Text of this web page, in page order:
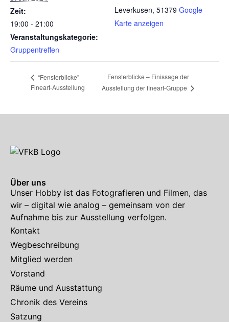
Zeit:
19:00 - 21:00
Veranstaltungskategorie:
Gruppentreffen
Leverkusen, 51379 Google
Karte anzeigen
“Fensterblicke”
Fineart-Ausstellung
Fensterblicke – Finissage der
Ausstellung der fineart-Gruppe
Über uns
Unser Hobby ist das Fotografieren und Filmen, das
wir – digital wie analog – gemeinsam von der
Aufnahme bis zur Ausstellung verfolgen.
Kontakt
Wegbeschreibung
Mitglied werden
Vorstand
Räume und Ausstattung
Chronik des Vereins
Satzung